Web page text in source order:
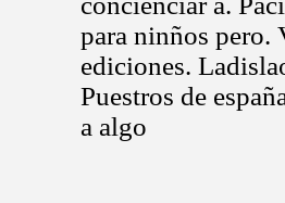
para ninños pero.
ediciones.
Puestros de
a algo